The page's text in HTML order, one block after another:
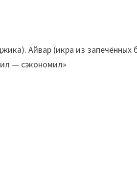
Айвар (икра из запечённых
— сэкономил»